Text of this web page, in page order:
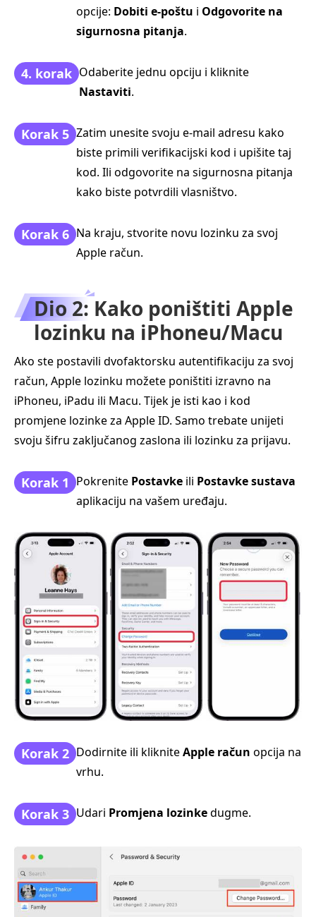
opcije: Dobiti e-poštu i Odgovorite na
sigurnosna pitanja.
4. korak Odaberite jednu opciju i kliknite
Nastaviti.
Korak 5 Zatim unesite svoju e‑mail adresu kako
biste primili verifikacijski kod i upišite taj
kod. Ili odgovorite na sigurnosna pitanja
kako biste potvrdili vlasništvo.
Korak 6 Na kraju, stvorite novu lozinku za svoj
Apple račun.
Dio 2: Kako poništiti Apple
lozinku na iPhoneu/Macu
Ako ste postavili dvofaktorsku autentifikaciju za svoj
račun, Apple lozinku možete poništiti izravno na
iPhoneu, iPadu ili Macu. Tijek je isti kao i kod
promjene lozinke za Apple ID. Samo trebate unijeti
svoju šifru zaključanog zaslona ili lozinku za prijavu.
Korak 1 Pokrenite Postavke ili Postavke sustava
aplikaciju na vašem uređaju.
Korak 2 Dodirnite ili klikniteApple račun opcija na
vrhu.
Korak 3 Udari Promjena lozinkedugme.